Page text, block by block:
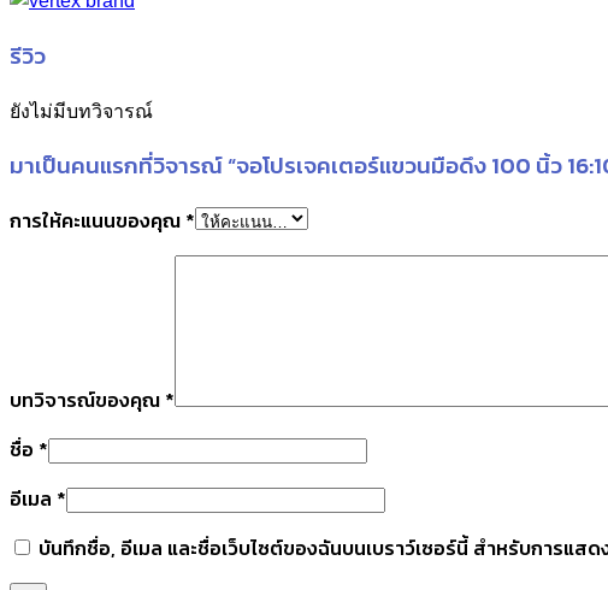
รีวิว
ยังไม่มีบทวิจารณ์
มาเป็นคนแรกที่วิจารณ์ “จอโปรเจคเตอร์แขวนมือดึง 100 นิ้ว
การให้คะแนนของคุณ *
บทวิจารณ์ของคุณ *
ชื่อ *
อีเมล *
บันทึกชื่อ, อีเมล และชื่อเว็บไซต์ของฉันบนเบราว์เซอร์นี้ สำหรับการแส